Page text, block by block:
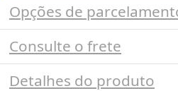
Opções de
Consulte o frete
Detalhes do produto